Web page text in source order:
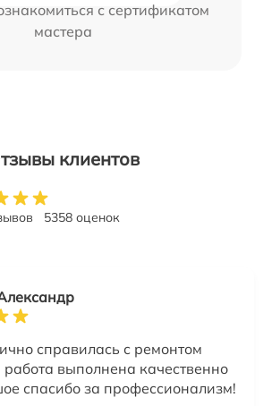
с сертификатом
мастера
клиентов
5358 оценок
справилась с ремонтом
работа выполнена качественно
спасибо за профессионализм!